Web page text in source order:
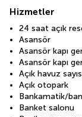
Hizmetler
24 saat açık
Asansör
Asansör kapı
Asansör kapı
Açık havuz
Açık otopark
Bankamatik/
Banket salonu